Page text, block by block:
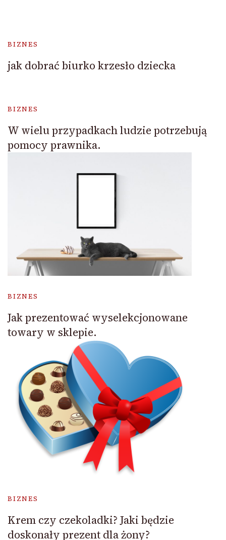
BIZNES
jak dobrać biurko krzesło dziecka
BIZNES
W wielu przypadkach ludzie potrzebują
pomocy prawnika.
BIZNES
Jak prezentować wyselekcjonowane
towary w sklepie.
BIZNES
Krem czy czekoladki? Jaki będzie
doskonały prezent dla żony?